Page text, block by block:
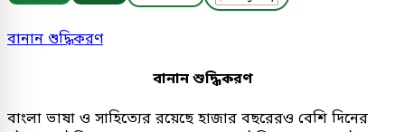
বানান শুদ্ধিকরণ
বানান শুদ্ধিকরণ
বাংলা ভাষা ও সাহিত্যের রয়েছে হাজার বছরেরও বেশি দিনের